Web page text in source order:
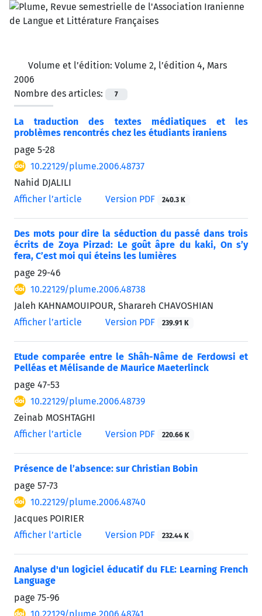
Volume et l’édition: Volume 2, l’édition 4, Mars
2006
Nombre des articles:
7
La traduction des textes médiatiques et les
problèmes rencontrés chez les étudiants iraniens
page 5-28
10.22129/plume.2006.48737
Nahid DJALILI
Afficher l’article
Version PDF 240.3 K
Des mots pour dire la séduction du passé dans trois
écrits de Zoya Pirzad: Le goût âpre du kaki, On s’y
fera, C’est moi qui éteins les lumières
page 29-46
10.22129/plume.2006.48738
Jaleh KAHNAMOUIPOUR, Sharareh CHAVOSHIAN
Afficher l’article
Version PDF 239.91 K
Etude comparée entre le Shâh-Nâme de Ferdowsi et
Pelléas et Mélisande de Maurice Maeterlinck
page 47-53
10.22129/plume.2006.48739
Zeinab MOSHTAGHI
Afficher l’article
Version PDF 220.66 K
Présence de l’absence: sur Christian Bobin
page 57-73
10.22129/plume.2006.48740
Jacques POIRIER
Afficher l’article
Version PDF 232.44 K
Analyse d'un logiciel éducatif du FLE: Learning French
Language
page 75-96